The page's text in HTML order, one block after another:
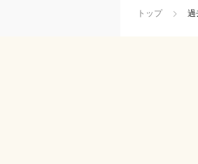
トップ 過